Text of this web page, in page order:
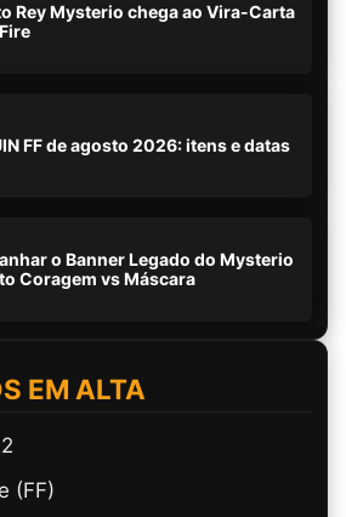
Rey Mysterio chega ao Vira-Carta
FF de agosto 2026: itens e datas
o Banner Legado do Mysterio
Coragem vs Máscara
EM ALTA
(FF)